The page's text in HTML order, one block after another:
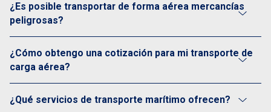
¿Es posible transportar de forma aérea mercancías
peligrosas?
¿Cómo obtengo una cotización para mi transporte de
carga aérea?
¿Qué servicios de transporte marítimo ofrecen?